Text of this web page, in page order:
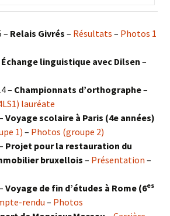
– Relais Givrés – Résultats – Photos 1
Échange linguistique avec Dilsen –
– Championnats d’orthographe–
lauréate
Voyage scolaire à Paris (4e années)
1)– Photos (groupe 2)
Projet pour la restauration du
bruxellois – Présentation –
Voyage de fin d’études à Rome (6es
rendu – Photos